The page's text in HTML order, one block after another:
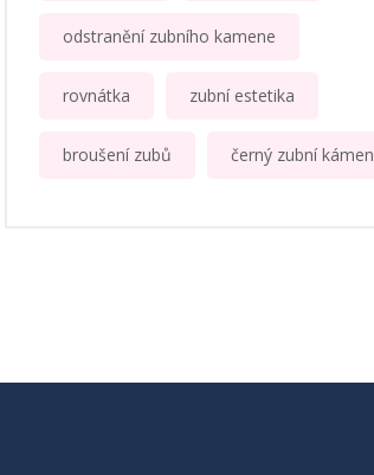
odstranění zubního kamene
rovnátka zubní estetika
broušení zubů černý zubní kámen